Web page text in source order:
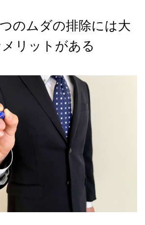
のムダの排除には大
リットがある